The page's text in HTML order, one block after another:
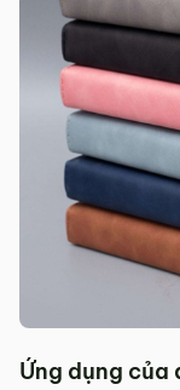
Ứng dụng của